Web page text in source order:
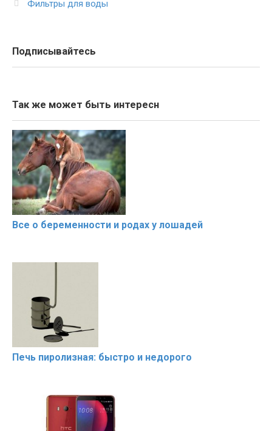
Фильтры для воды
Подписывайтесь
Так же может быть интересн
Все о беременности и родах у лошадей
Печь пиролизная: быстро и недорого